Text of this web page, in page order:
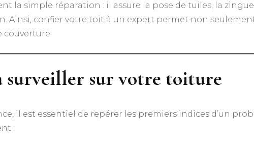
la simple réparation : il assure la pose de tuiles, la
Ainsi, confier votre toit à un expert permet non
couverture.
surveiller sur votre toiture
il est essentiel de repérer les premiers indices d’un
: